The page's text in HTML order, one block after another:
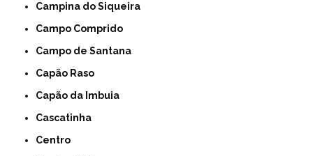
Campina do Siqueira
Campo Comprido
Campo de Santana
Capão Raso
Capão da Imbuia
Cascatinha
Centro